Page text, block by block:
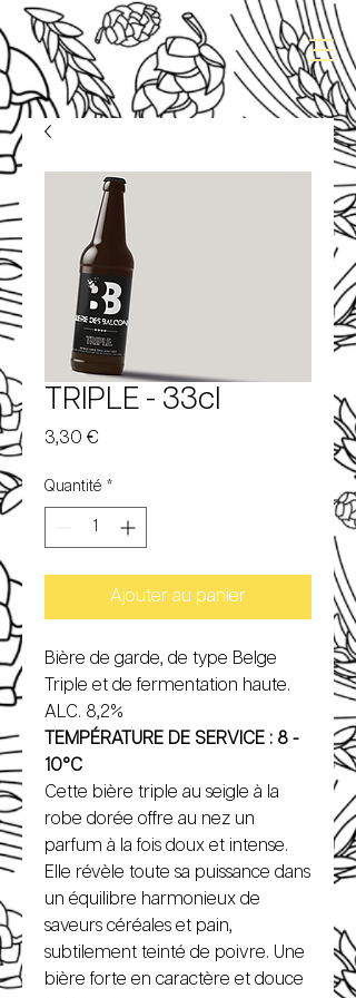
TRIPLE - 33cl
3,30 €Prix
Quantité *
Ajouter au panier
Bière de garde, de type Belge
Triple et de fermentation haute.
ALC. 8,2%
TEMPÉRATURE DE SERVICE : 8 -
10°C
Cette bière triple au seigle à la
robe dorée offre au nez un
parfum à la fois doux et intense.
Elle révèle toute sa puissance dans
un équilibre harmonieux de
saveurs céréales et pain,
subtilement teinté de poivre. Une
bière forte en caractère et douce